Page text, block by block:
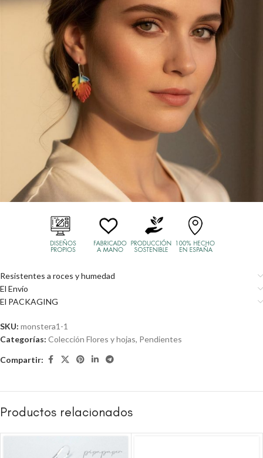
Resistentes a roces y humedad
El Envío
El PACKAGING
SKU: monstera1-1
Categorías: Colección Flores y hojas, Pendientes
Compartir:
Productos relacionados